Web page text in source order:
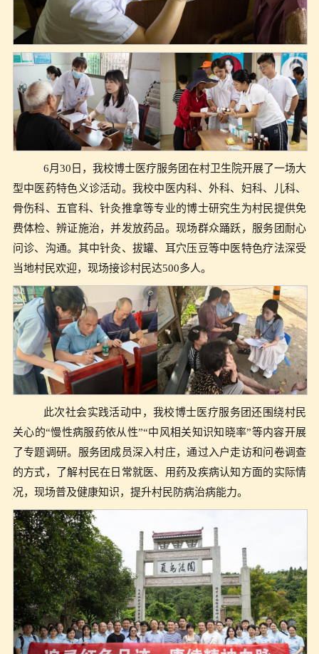
6月30日，我校博士医疗服务团在村卫生院开展了一场大
型中医药特色义诊活动。我校中医内科、外科、妇科、儿科、
骨伤科、五官科、针灸推拿等专业的博士研究生为村民提供免
费体检、辨证施治，并发放药品。现场群众踊跃，服务团耐心
问诊、沟通。其中针灸、拔罐、耳穴压豆等中医特色疗法深受
当地村民欢迎，现场接诊村民达500多人。
此次社会实践活动中，我校博士医疗服务团还围绕村民
关心的“慢性病服药依从性”“中风相关知识知晓率”等内容开展
了专题调研。服务团成员深入村庄，通过入户走访和问卷调查
的方式，了解村民在日常就医、用药及疾病认知方面的实际情
况，现场普及健康知识，提升村民防病治病能力。